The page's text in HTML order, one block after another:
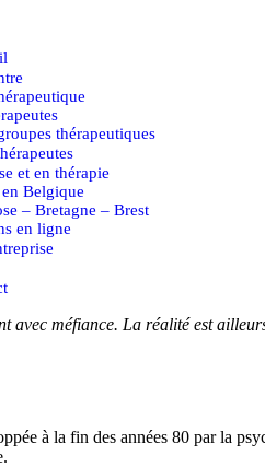
thérapeutiques
et en thérapie
Belgique
– Bretagne – Brest
en ligne
méfiance. La réalité est
à la fin des années 80 par la